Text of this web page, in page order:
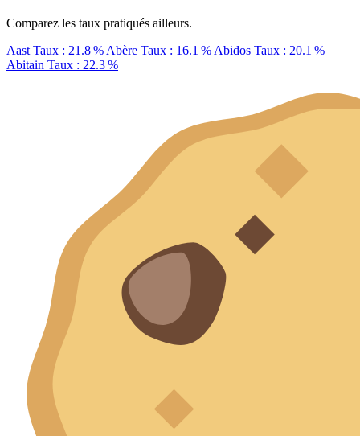
Comparez les taux pratiqués ailleurs.
Aast Taux : 21.8 % Abère Taux : 16.1 % Abidos Taux : 20.1 %
Abitain Taux : 22.3 %